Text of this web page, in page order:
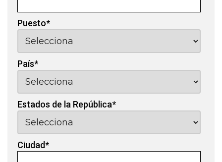
Puesto*
País*
Estados de la República*
Ciudad*